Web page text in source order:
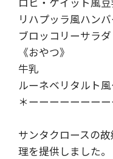
リハプッラ風ハン
ブロッコリーサラダ
《おやつ》
牛乳
ルーネベリタルト
＊ーーーーーーー
サンタクロースの
理を提供しました。